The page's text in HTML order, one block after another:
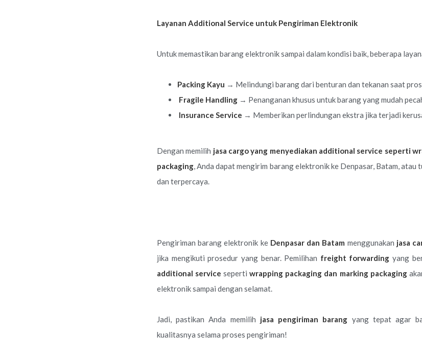
Layanan Additional Service untuk Pengiriman Elektronik
Untuk memastikan barang elektronik sampai dalam kondisi baik, beberapa
Packing Kayu → Melindungi barang dari benturan dan tekanan saat
Fragile Handling → Penanganan khusus untuk barang yang mudah
Insurance Service → Memberikan perlindungan ekstra jika terjadi
Dengan memilih jasa cargo yang menyediakan additional service seperti
packaging, Anda dapat mengirim barang elektronik ke Denpasar, Batam, atau
dan terpercaya.
Pengiriman barang elektronik ke Denpasar dan Batam menggunakan jasa
jika mengikuti prosedur yang benar. Pemilihan freight forwarding yang
additional service sepertiwrapping packaging dan marking packaging
elektronik sampai dengan selamat.
Jadi, pastikan Anda memilih jasa pengiriman barang yang tepat agar
kualitasnya selama proses pengiriman!